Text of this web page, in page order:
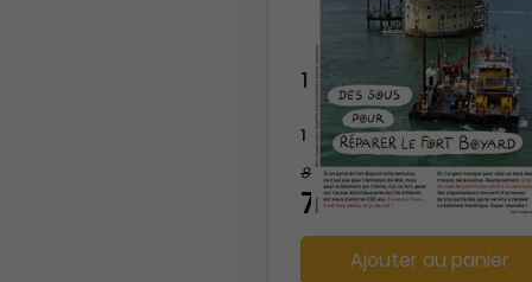
1 jour 1 actu
1 an
80 €
72,00 € -10%
Ajouter au panier